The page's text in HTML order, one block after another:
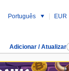
Português EUR
Adicionar / Atualizar